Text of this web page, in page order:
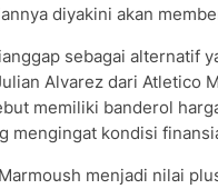
diyakini akan
sebagai alternatif
Alvarez dari Atletico
memiliki banderol
mengingat kondisi
menjadi nilai